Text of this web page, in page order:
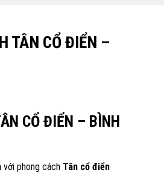
TÂN CỔ ĐIỂN –
CỔ ĐIỂN – BÌNH
phong cách Tân cổ điển